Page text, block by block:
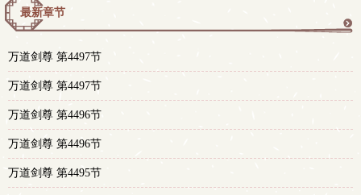
最新章节
万道剑尊 第4497节
万道剑尊 第4497节
万道剑尊 第4496节
万道剑尊 第4496节
万道剑尊 第4495节